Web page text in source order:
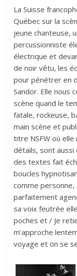
La Suisse
Québec sur la
jeune chanteuse,
percussionniste
électrique et
de noir vêtu, les
pour pénétrer en
Sandor. Elle nous
scène quand le
fatale, rockeuse,
main scène et
titre NSFW où
détails, sont
des textes fait
boucles
comme
parfaitement
sa voix feutrée
poches et / Je
m’approche
voyage et on se